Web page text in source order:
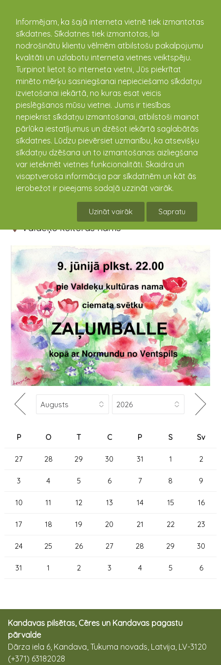
Informējam, ka šajā interneta vietnē tiek izmantotas
sīkdatnes. Sīkdatnes tiek izmantotas, lai
nodrošinātu klientu vēlmēm atbilstošu pakalpojumu
kvalitāti un uzlabotu interneta vietnes veiktspēju.
Turpinot lietot šo interneta vietni, Jūs piekrītat
minēto mērķu sasniegšanai nepieciešamo sīkdatņu
izvietošanai iekārtā, no kuras esat veicis
pieslēgšanos mūsu vietnei. Jums ir tiesības
nepiekrist sīkdatņu izmantošanai, atbilstoši mainot
pārlūka iestatījumus un dzēšot iekārtā saglabātās
sīkdatnes. Lūdzu pievērsiet uzmanību, ka atsevišķu
sīkdatņu dzēšana un to izmantošanas aizliegšana
var ietekmēt vietnes funkcionalitāti. Skaidra un
visaptveroša informācija par sīkdatnēm un kāt ās
ierobežot ir pieejams sadaļā uzzināt vairāk.
Uzināt vairāk Sapratu
kandava.lv
PASĀKUMU
KALENDĀRS
Zaļumballe
09.06.2018 22:00 - 10.06.2018
Valdeķu kultūras nams
P O T C P S Sv
27 28 29 30 31 1 2
3 4 5 6 7 8 9
10 11 12 13 14 15 16
17 18 19 20 21 22 23
24 25 26 27 28 29 30
31 1 2 3 4 5 6
Kandavas pilsētas, Cēres un Kandavas pagastu
pārvalde
Dārza iela 6, Kandava, Tukuma novads, Latvija, LV-3120
(+371) 63182028